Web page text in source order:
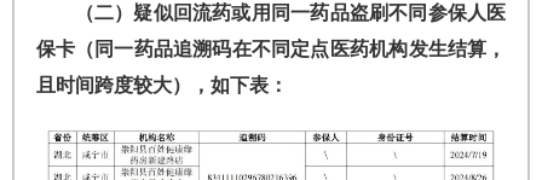
（二）疑似回流药或用同一药品盗刷不同参保人医
保卡（同一药品追溯码在不同定点医药机构发生结算，
且时间跨度较大），如下表：